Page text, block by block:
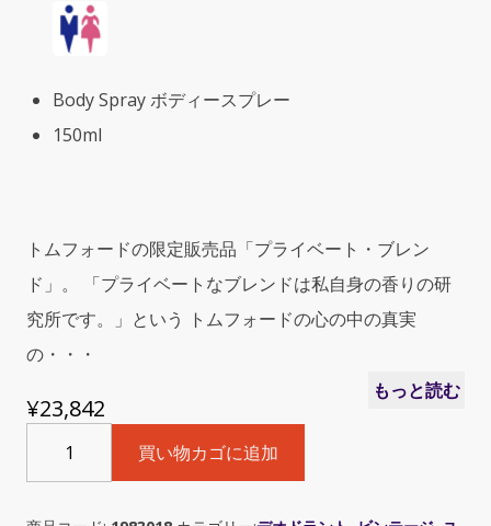
Body Spray ボディースプレー
150ml
トムフォードの限定販売品「プライベート・ブレン
ド」。 「プライベートなブレンドは私自身の香りの研
究所です。」という トムフォードの心の中の真実
の・・・
もっと読む
¥23,842
Private
買い物カゴに追加